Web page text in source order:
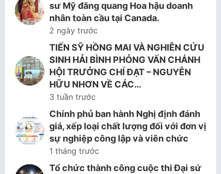
sư Mỹ đăng quang Hoa hậu doanh
nhân toàn cầu tại Canada.
2 ngày trước
TIẾN SỸ HỒNG MAI VÀ NGHIÊN CỨU
SINH HẢI BÌNH PHỎNG VẤN CHÁNH
HỘI TRƯỞNG CHÍ ĐẠT – NGUYỄN
HỮU NHƠN VỀ CÁC…
3 tuần trước
Chính phủ ban hành Nghị định đánh
giá, xếp loại chất lượng đối với đơn vị
sự nghiệp công lập và viên chức
1 tháng trước
Tổ chức thành công cuộc thi Đại sứ